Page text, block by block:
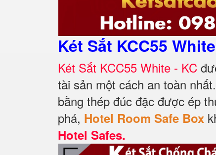
Két Sắt KCC55
Két Sắt KCC55 White - KC
tài sản một cách an toàn nhất.
bằng thép đúc đặc được ép
phá, Hotel Room Safe Box
Hotel Safes.